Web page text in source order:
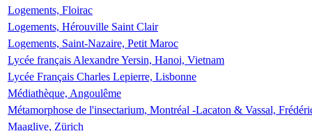
Logements, Floirac
Logements, Hérouville Saint Clair
Logements, Saint-Nazaire, Petit Maroc
Lycée français Alexandre Yersin, Hanoi, Vietnam
Lycée Français Charles Lepierre, Lisbonne
Médiathèque, Angoulême
Métamorphose de l'insectarium, Montréal -Lacaton & Vassal,
Maaglive, Zürich